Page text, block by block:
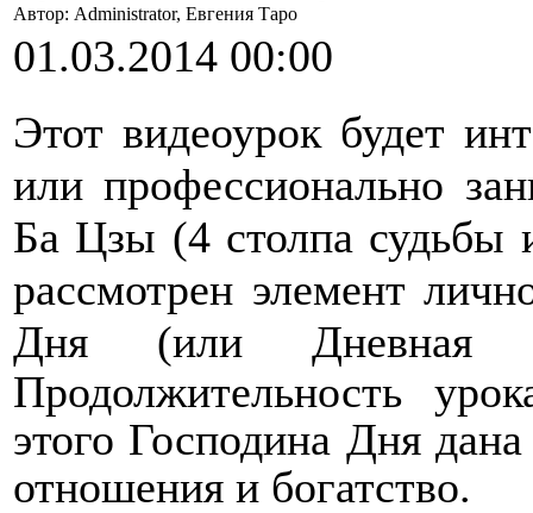
Автор: Administrator, Евгения Таро
01.03.2014 00:00
Этот видеоурок будет
или профессионально
Ба Цзы (4 столпа судьбы
рассмотрен элемент
Дня (или Дневная
Продолжительность
этого Господина Дня
отношения и богатство.